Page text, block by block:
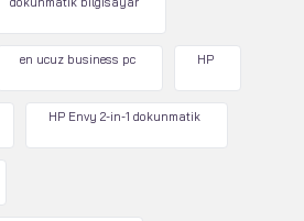
en ucuz business pc HP
HP Envy 2-in-1 dokunmatik